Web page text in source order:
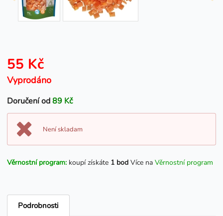
55 Kč
Vyprodáno
Doručení od89 Kč
Není skladam
Věrnostní program: koupí získáte 1 bod Více na Věrnostní program
Podrobnosti